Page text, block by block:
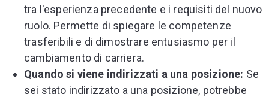
tra l'esperienza precedente e i requisiti del nuovo
ruolo. Permette di spiegare le competenze
trasferibili e di dimostrare entusiasmo per il
cambiamento di carriera.
Quando si viene indirizzati a una posizione: Se
sei stato indirizzato a una posizione, potrebbe